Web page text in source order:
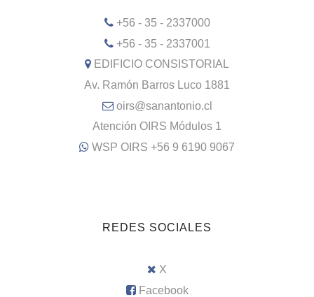
+56 - 35 - 2337000
+56 - 35 - 2337001
EDIFICIO CONSISTORIAL
Av. Ramón Barros Luco 1881
oirs@sanantonio.cl
Atención OIRS Módulos 1
WSP OIRS +56 9 6190 9067
REDES SOCIALES
X
Facebook